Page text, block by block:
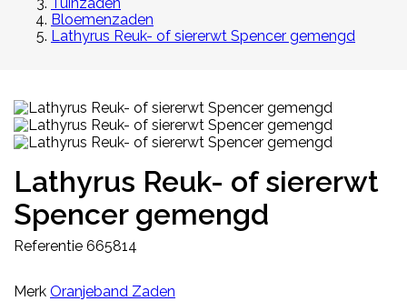
Bloemenzaden
Lathyrus Reuk- of siererwt Spencer gemengd
Lathyrus Reuk- of siererwt
Spencer gemengd
Referentie 665814
Merk Oranjeband Zaden